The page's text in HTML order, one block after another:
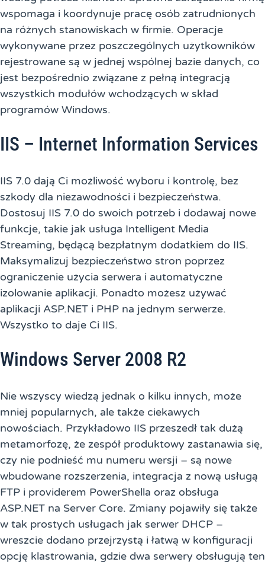
wspomaga i koordynuje pracę osób zatrudnionych
na różnych stanowiskach w firmie. Operacje
wykonywane przez poszczególnych użytkowników
rejestrowane są w jednej wspólnej bazie danych, co
jest bezpośrednio związane z pełną integracją
wszystkich modułów wchodzących w skład
programów Windows.
IIS – Internet Information Services
IIS 7.0 dają Ci możliwość wyboru i kontrolę, bez
szkody dla niezawodności i bezpieczeństwa.
Dostosuj IIS 7.0 do swoich potrzeb i dodawaj nowe
funkcje, takie jak usługa Intelligent Media
Streaming, będącą bezpłatnym dodatkiem do IIS.
Maksymalizuj bezpieczeństwo stron poprzez
ograniczenie użycia serwera i automatyczne
izolowanie aplikacji. Ponadto możesz używać
aplikacji ASP.NET i PHP na jednym serwerze.
Wszystko to daje Ci IIS.
Windows Server 2008 R2
Nie wszyscy wiedzą jednak o kilku innych, może
mniej popularnych, ale także ciekawych
nowościach. Przykładowo IIS przeszedł tak dużą
metamorfozę, że zespół produktowy zastanawia się,
czy nie podnieść mu numeru wersji – są nowe
wbudowane rozszerzenia, integracja z nową usługą
FTP i providerem PowerShella oraz obsługa
ASP.NET na Server Core. Zmiany pojawiły się także
w tak prostych usługach jak serwer DHCP –
wreszcie dodano przejrzystą i łatwą w konfiguracji
opcję klastrowania, gdzie dwa serwery obsługują ten